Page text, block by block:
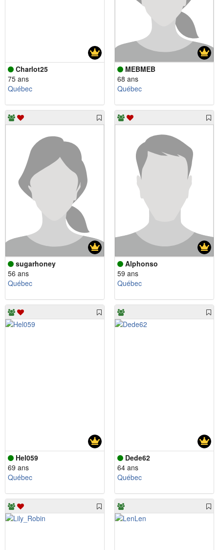
Charlot25
75 ans
Québec
MEBMEB
68 ans
Québec
sugarhoney
56 ans
Québec
Alphonso
59 ans
Québec
Hel059
69 ans
Québec
Dede62
64 ans
Québec